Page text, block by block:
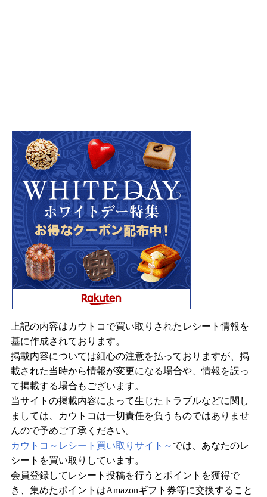
上記の内容はカウトコで買い取りされたレシート情報を
基に作成されております。
掲載内容については細心の注意を払っておりますが、掲
載された当時から情報が変更になる場合や、情報を誤っ
て掲載する場合もございます。
当サイトの掲載内容によって生じたトラブルなどに関し
ましては、カウトコは一切責任を負うものではありませ
んので予めご了承ください。
カウトコ～レシート買い取りサイト～ では、あなたのレ
シートを買い取りしています。
会員登録してレシート投稿を行うとポイントを獲得で
き、集めたポイントはAmazonギフト券等に交換すること